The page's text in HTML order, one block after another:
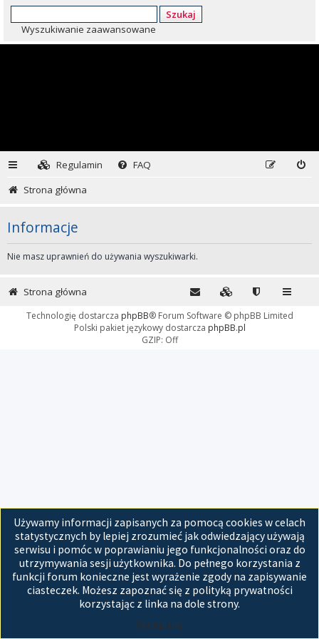
Szukaj
Wyszukiwanie zaawansowane
Regulamin
FAQ
Strona główna
Informacje
Nie masz uprawnień do używania wyszukiwarki.
Używamy informacji zapisanych za pomocą cookies w celach
statystycznych by lepiej zrozumieć jak odwiedzający używają
serwisu i pomóc w poprawianiu jego funkcjonalności oraz do
utrzymywania sesji użytkownika. Do pełnego korzystania z
funkcji forum konieczne jest wyrażenie zgody na zapisywanie
ciasteczek. Możesz zapoznać się z polityką prywatności
korzystając z linka na dole strony.
Akceptuję
Strona główna
Technologię dostarcza phpBB® Forum Software © phpBB Limited
Polski pakiet językowy dostarcza phpBB.pl
GZIP: Off